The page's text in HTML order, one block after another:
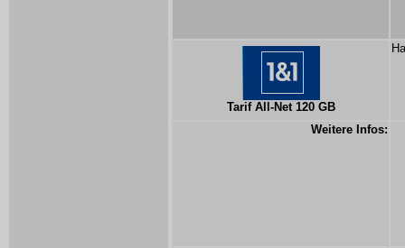
Tarif All-Net 120 GB
Weitere Infos: